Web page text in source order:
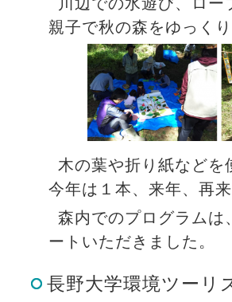
親子で秋の森をゆっく
木の葉や折り紙など
今年は１本、来年、再
森内でのプログラムは
ートいただきました。
長野大学環境ツー